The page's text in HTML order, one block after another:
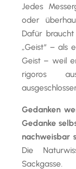
Jedes
oder
Dafür
„Geist“ – als
Geist – weil
rigoros
Gedanken
Gedanke
nachweisbar
Die